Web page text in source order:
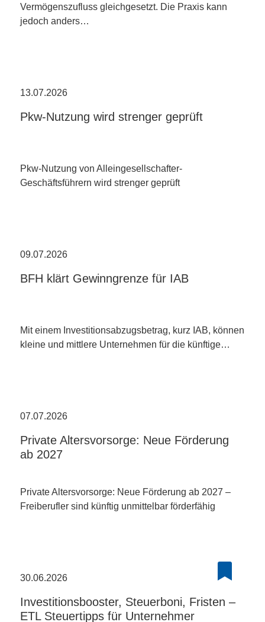
Vermögenszufluss gleichgesetzt. Die Praxis kann
jedoch anders…
13.07.2026
Pkw-Nutzung wird strenger geprüft
Pkw-Nutzung von Alleingesellschafter-
Geschäftsführern wird strenger geprüft
09.07.2026
BFH klärt Gewinngrenze für IAB
Mit einem Investitionsabzugsbetrag, kurz IAB, können
kleine und mittlere Unternehmen für die künftige…
07.07.2026
Private Altersvorsorge: Neue Förderung
ab 2027
Private Altersvorsorge: Neue Förderung ab 2027 –
Freiberufler sind künftig unmittelbar förderfähig
30.06.2026
Investitionsbooster, Steuerboni, Fristen –
ETL Steuertipps für Unternehmer